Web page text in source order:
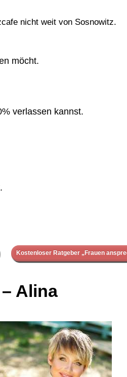
nicht weit von Sosnowitz.
möcht.
verlassen kannst.
Kostenloser Ratgeber „Frauen
Alina